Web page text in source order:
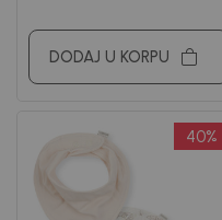
DODAJ U KORPU
40%